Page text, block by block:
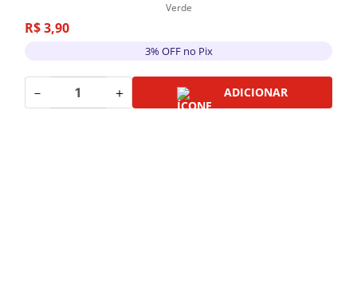
Verde
R$3,90
3% OFF no Pix
－ ＋ ADICIONAR